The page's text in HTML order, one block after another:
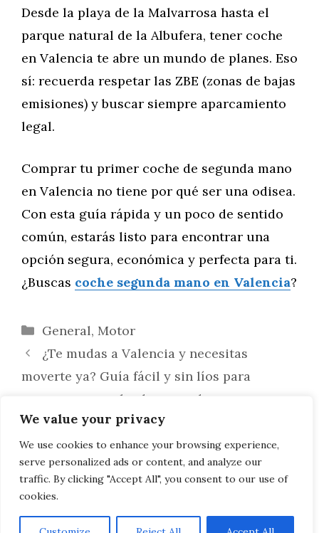
We value your privacy
We use cookies to enhance your browsing experience,
serve personalized ads or content, and analyze our
traffic. By clicking "Accept All", you consent to our use of
cookies.
Desde la playa de la Malvarrosa hasta el
parque natural de la Albufera, tener coche
en Valencia te abre un mundo de planes. Eso
sí: recuerda respetar las ZBE (zonas de bajas
emisiones) y buscar siempre aparcamiento
legal.
Comprar tu primer coche de segunda mano
en Valencia no tiene por qué ser una odisea.
Con esta guía rápida y un poco de sentido
común, estarás listo para encontrar una
opción segura, económica y perfecta para ti.
¿Buscas coche segunda mano en Valencia?
Categorías
General, Motor
¿Te mudas a Valencia y necesitas
moverte ya? Guía fácil y sin líos para
comprar un coche de segunda mano
El Oso como Símbolo de Conexión con la
Naturaleza: Inspiración para Dibujar desde
el Corazón del Bosque